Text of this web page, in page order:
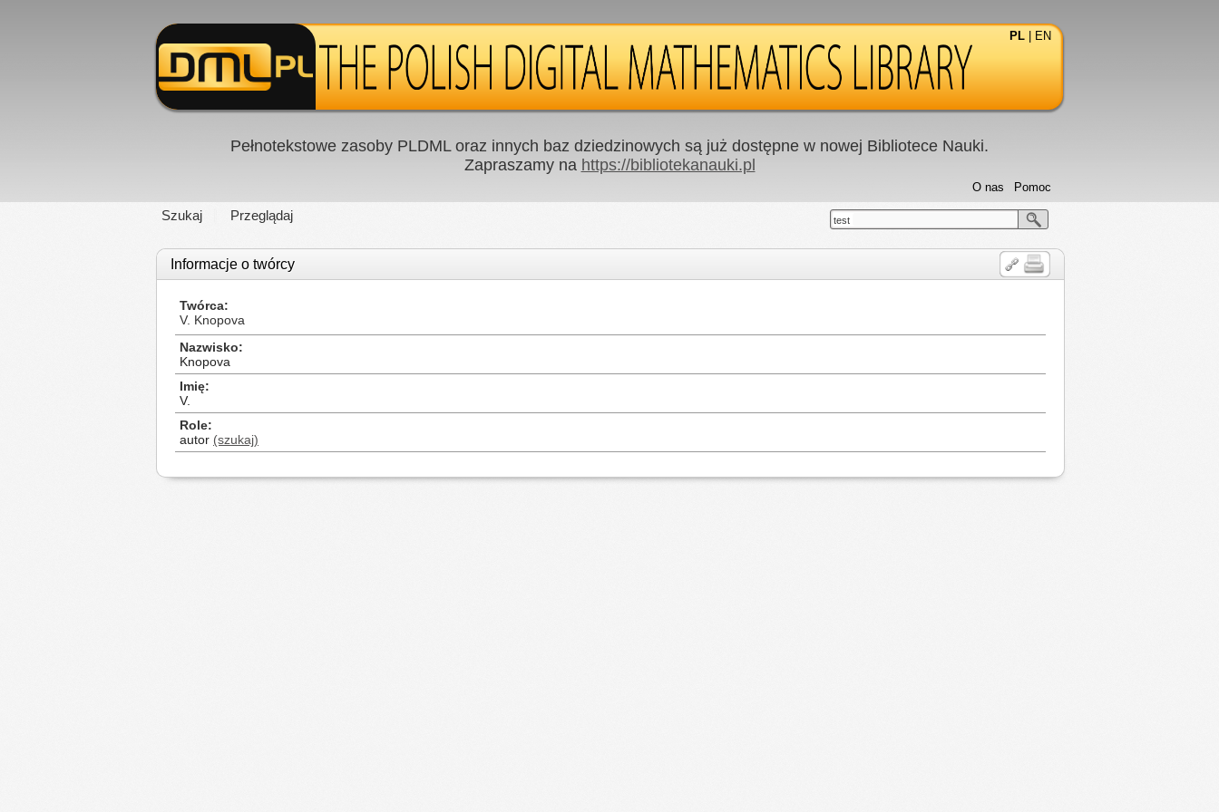
PL EN
Pełnotekstowe zasoby PLDML oraz innych baz dziedzinowych są już dostępne w nowej Bibliotece Nauki.
Zapraszamy na https://bibliotekanauki.pl
Szukaj Przeglądaj
Pomoc
O nas
test
Informacje o twórcy
Twórca
V. Knopova
Nazwisko
Knopova
Imię
V.
Role
autor (szukaj)